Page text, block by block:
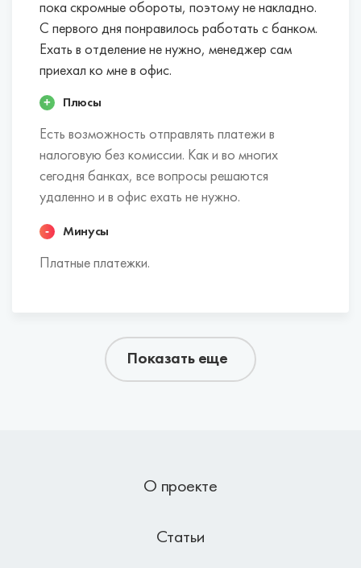
пока скромные обороты, поэтому не накладно.
С первого дня понравилось работать с банком.
Ехать в отделение не нужно, менеджер сам
приехал ко мне в офис.
Плюсы
Есть возможность отправлять платежи в
налоговую без комиссии. Как и во многих
сегодня банках, все вопросы решаются
удаленно и в офис ехать не нужно.
Минусы
Платные платежки.
Показать еще
О проекте
Статьи